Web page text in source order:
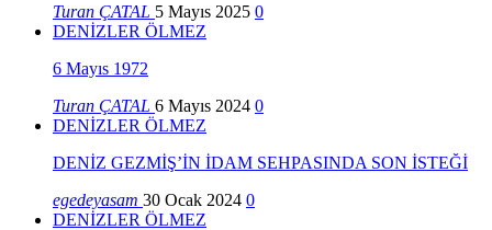
Turan ÇATAL 5 Mayıs 2025 0
DENİZLER ÖLMEZ
6 Mayıs 1972
Turan ÇATAL 6 Mayıs 2024 0
DENİZLER ÖLMEZ
DENİZ GEZMİŞ’İN İDAM SEHPASINDA SON İSTEĞİ
egedeyasam 30 Ocak 2024 0
DENİZLER ÖLMEZ